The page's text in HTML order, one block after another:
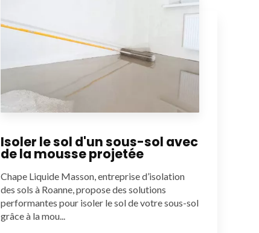
Isoler le sol d'un sous-sol avec
de la mousse projetée
Chape Liquide Masson, entreprise d’isolation
des sols à Roanne, propose des solutions
performantes pour isoler le sol de votre sous-sol
grâce à la mou...